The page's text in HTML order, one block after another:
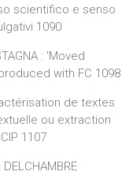
scientifico e senso
1090
: 'Moved
with FC 1098
de textes
ou extraction
1107